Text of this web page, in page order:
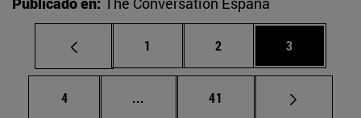
Página
1 Página
2 Página
3
Página
4 ... Páginas intermedias Use TAB para
Página
41